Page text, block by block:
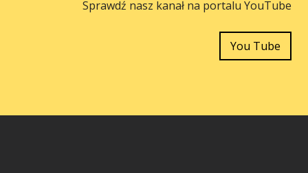
Sprawdź nasz kanał na portalu YouTube
You Tube